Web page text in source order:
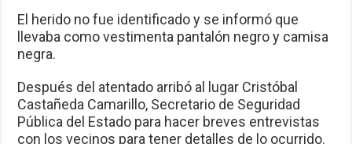
El herido no fue identificado y se informó que
llevaba como vestimenta pantalón negro y camisa
negra.
Después del atentado arribó al lugar Cristóbal
Castañeda Camarillo, Secretario de Seguridad
Pública del Estado para hacer breves entrevistas
con los vecinos para tener detalles de lo ocurrido.